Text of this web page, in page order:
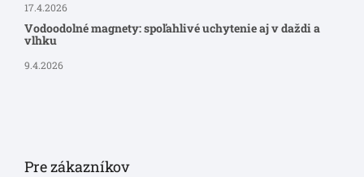
17.4.2026
Vodoodolné magnety: spoľahlivé uchytenie aj v daždi a
vlhku
9.4.2026
Pre zákazníkov